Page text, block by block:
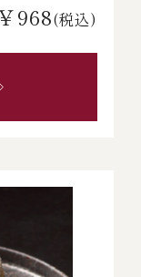
968(税込)